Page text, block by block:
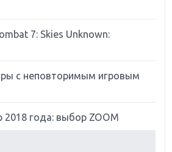
7: Skies Unknown:
с неповторимым игровым
2018 года: выбор ZOOM